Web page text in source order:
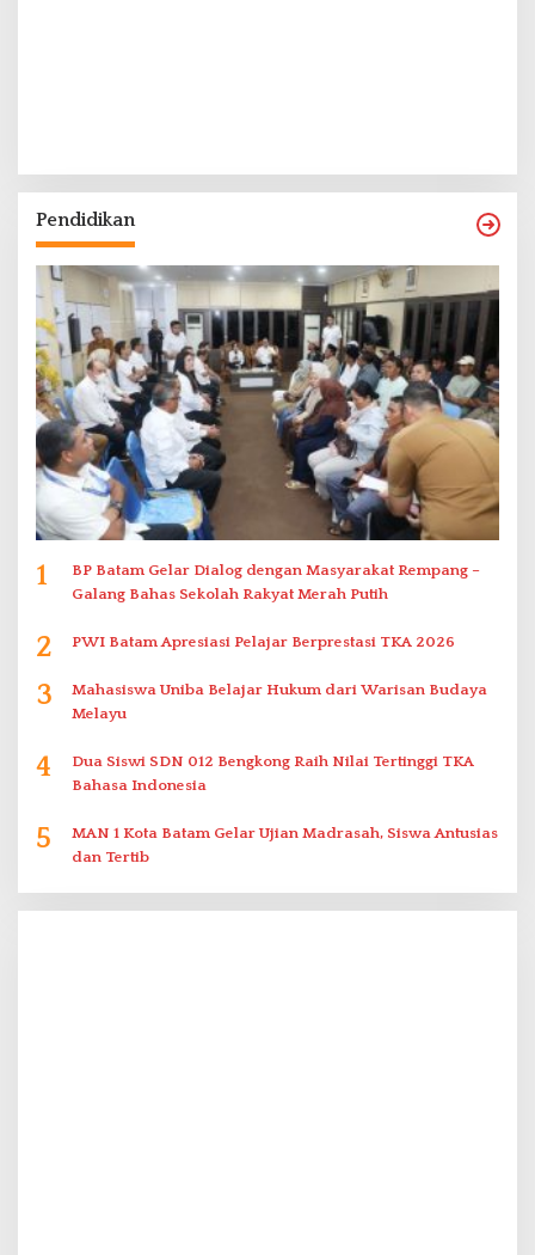
Pendidikan
1
BP Batam Gelar Dialog dengan Masyarakat Rempang –
Galang Bahas Sekolah Rakyat Merah Putih
2 PWI Batam Apresiasi Pelajar Berprestasi TKA 2026
3
Mahasiswa Uniba Belajar Hukum dari Warisan Budaya
Melayu
4
Dua Siswi SDN 012 Bengkong Raih Nilai Tertinggi TKA
Bahasa Indonesia
5
MAN 1 Kota Batam Gelar Ujian Madrasah, Siswa Antusias
dan Tertib